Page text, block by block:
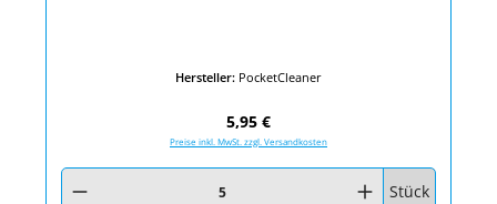
Hersteller: PocketCleaner
Regulärer Preis:
5,95 €
Preise inkl. MwSt. zzgl. Versandkosten
Produkt Anzahl: Gib den gewünschten Wert ein oder benutze die
Stück